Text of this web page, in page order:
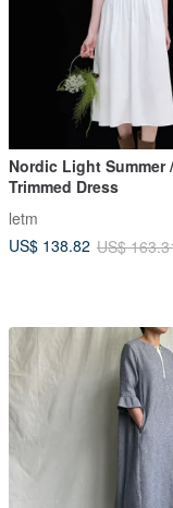
Nordic Light Summer
Trimmed Dress
letm
US$ 138.82 US$